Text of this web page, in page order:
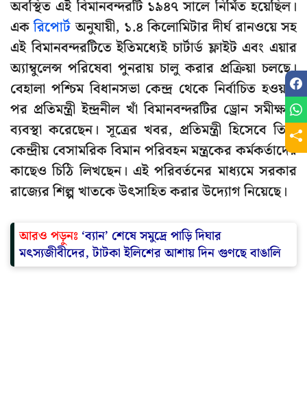
অবস্থিত এই বিমানবন্দরটি ১৯৪৭ সালে নির্মিত হয়েছিল।
একরিপোর্টঅনুযায়ী, ১.৪ কিলোমিটার দীর্ঘ রানওয়ে সহ
এই বিমানবন্দরটিতে ইতিমধ্যেই চার্টার্ড ফ্লাইট এবং এয়ার
অ্যাম্বুলেন্স পরিষেবা পুনরায় চালু করার প্রক্রিয়া চলছে।
বেহালা পশ্চিম বিধানসভা কেন্দ্র থেকে নির্বাচিত হওয়ার
পর প্রতিমন্ত্রী ইন্দ্রনীল খাঁ বিমানবন্দরটির ড্রোন সমীক্ষার
ব্যবস্থা করেছেন। সূত্রের খবর, প্রতিমন্ত্রী হিসেবে তিনি
কেন্দ্রীয় বেসামরিক বিমান পরিবহন মন্ত্রকের কর্মকর্তাদের
কাছেও চিঠি লিখছেন। এই পরিবর্তনের মাধ্যমে সরকার
রাজ্যের শিল্প খাতকে উৎসাহিত করার উদ্যোগ নিয়েছে।
আরও পড়ুনঃ ‘ব্যান’ শেষে সমুদ্রে পাড়ি দিঘার
মৎস্যজীবীদের, টাটকা ইলিশের আশায় দিন গুণছে বাঙালি